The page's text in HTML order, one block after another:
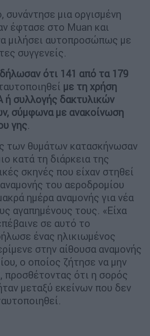
μια οργισμένη
έφτασε στο Muan και
μιλήσει αυτοπροσώπως με
συγγενείς.
ότι 141 από τα 179
με τη χρήση
ή συλλογής δακτυλικών
σύμφωνα με ανακοίνωση
γης.
των θυμάτων κατασκήνωσαν
κατά τη διάρκεια της
σκηνές που είχαν στηθεί
του αεροδρομίου
ημέρα αναμονής για νέα
αγαπημένους τους. «Είχα
σε αυτό το
ένας ηλικιωμένος
στην αίθουσα αναμονής
ο οποίος ζήτησε να μην
προσθέτοντας ότι η σορός
μεταξύ εκείνων που δεν